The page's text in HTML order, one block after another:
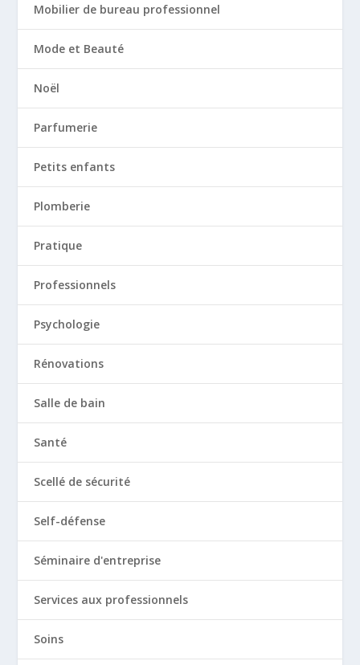
Mobilier de bureau professionnel
Mode et Beauté
Noël
Parfumerie
Petits enfants
Plomberie
Pratique
Professionnels
Psychologie
Rénovations
Salle de bain
Santé
Scellé de sécurité
Self-défense
Séminaire d'entreprise
Services aux professionnels
Soins